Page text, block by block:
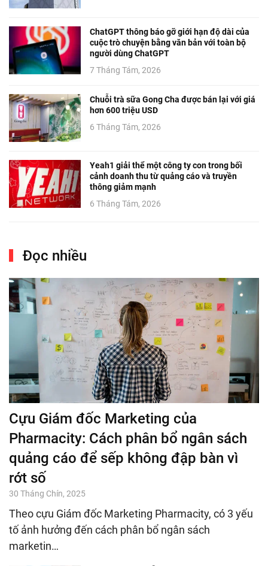
ChatGPT thông báo gỡ giới hạn độ dài của
cuộc trò chuyện bằng văn bản với toàn bộ
người dùng ChatGPT
7 Tháng Tám, 2026
Chuỗi trà sữa Gong Cha được bán lại với giá
hơn 600 triệu USD
6 Tháng Tám, 2026
Yeah1 giải thể một công ty con trong bối
cảnh doanh thu từ quảng cáo và truyền
thông giảm mạnh
6 Tháng Tám, 2026
Đọc nhiều
Cựu Giám đốc Marketing của
Pharmacity: Cách phân bổ ngân sách
quảng cáo để sếp không đập bàn vì
rớt số
30 Tháng Chín, 2025
Theo cựu Giám đốc Marketing Pharmacity, có 3 yếu
tố ảnh hưởng đến cách phân bổ ngân sách
marketin…